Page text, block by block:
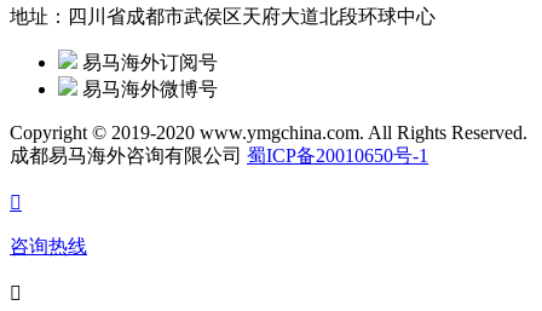
地址：四川省成都市武侯区天府大道北段环球中心
易马海外订阅号
易马海外微博号
Copyright © 2019-2020 www.ymgchina.com. All Rights Reserved.
成都易马海外咨询有限公司 蜀ICP备20010650号-1

咨询热线
